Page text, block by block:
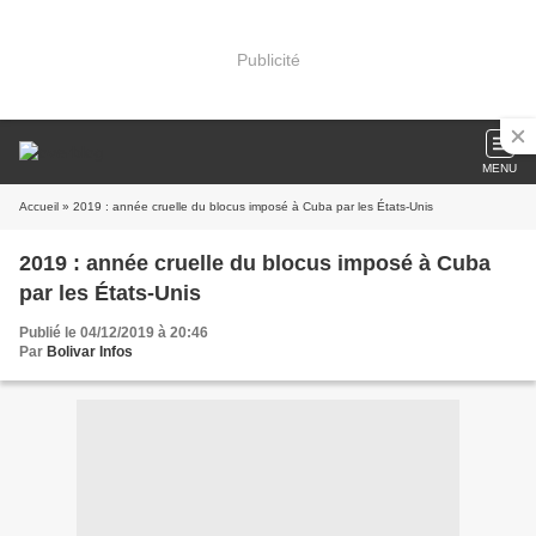
Publicité
MENU
Accueil » 2019 : année cruelle du blocus imposé à Cuba par les États-Unis
2019 : année cruelle du blocus imposé à Cuba
par les États-Unis
Publié le 04/12/2019 à 20:46
Par Bolivar Infos